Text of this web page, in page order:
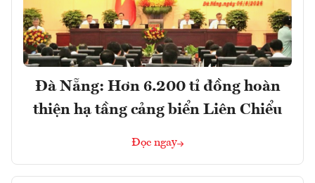
Đà Nẵng: Hơn 6.200 tỉ đồng hoàn
thiện hạ tầng cảng biển Liên Chiểu
Đọc ngay